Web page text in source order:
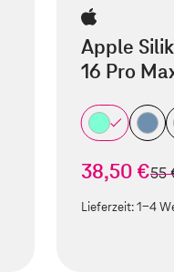
Apple
16 Pro
38,50 €55
Lieferzeit:1-4